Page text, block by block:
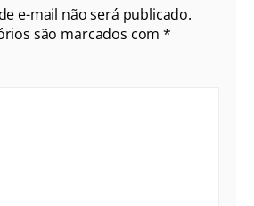
e-mail não será publicado.
são marcados com*